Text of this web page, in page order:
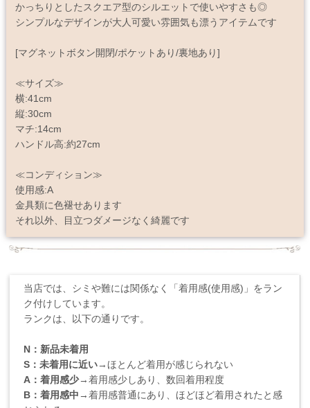
かっちりとしたスクエア型のシルエットで使いやすさも◎
シンプルなデザインが大人可愛い雰囲気も漂うアイテムです
[マグネットボタン開閉/ポケットあり/裏地あり]
≪サイズ≫
横:41cm
縦:30cm
マチ:14cm
ハンドル高:約27cm
≪コンディション≫
使用感:A
金具類に色褪せあります
それ以外、目立つダメージなく綺麗です
当店では、シミや難には関係なく「着用感(使用感)」をラン
ク付けしています。
ランクは、以下の通りです。
N：新品未着用
S：未着用に近い→ほとんど着用が感じられない
A：着用感少→着用感少しあり、数回着用程度
B：着用感中→着用感普通にあり、ほどほど着用されたと感